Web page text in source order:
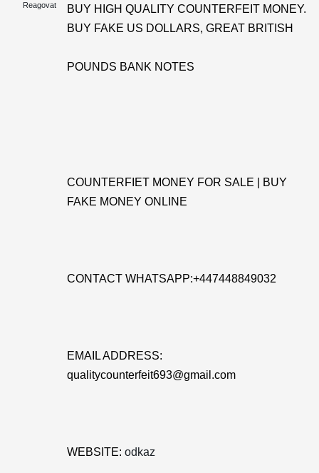
Reagovat
BUY HIGH QUALITY COUNTERFEIT MONEY.
BUY FAKE US DOLLARS, GREAT BRITISH
POUNDS BANK NOTES
COUNTERFIET MONEY FOR SALE | BUY
FAKE MONEY ONLINE
CONTACT WHATSAPP:+447448849032
EMAIL ADDRESS:
qualitycounterfeit693@gmail.com
WEBSITE: odkaz